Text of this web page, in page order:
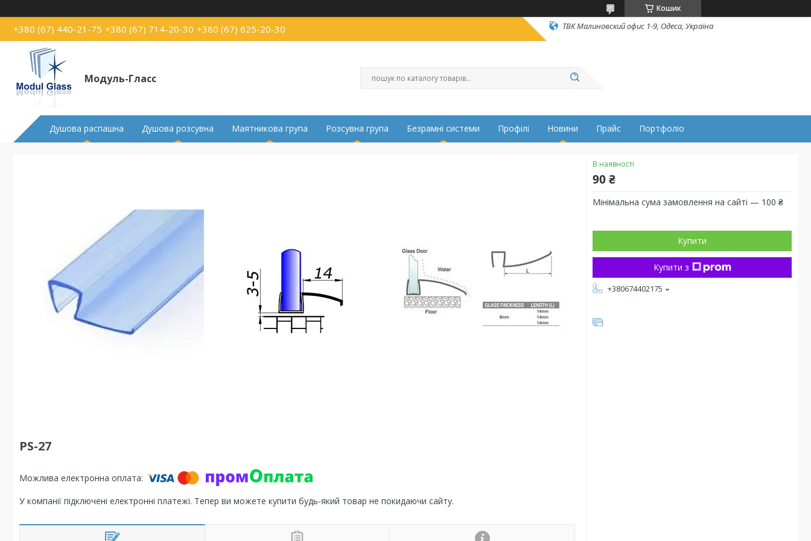
Кошик
+380 (67) 440-21-75 +380 (67) 714-20-30 +380 (67) 625-20-30 ТВК Малиновский офис 1-9, Одеса, Україна
Модуль-Гласс
Душова распашна Душова розсувна Маятникова група Розсувна група Безрамні системи Профілі Новини Прайс Портфоліо
PS-27
У компанії підключені електронні платежі. Тепер ви можете купити будь-який товар не покидаючи сайту.
В наявності
90 ₴
Мінімальна сума замовлення на сайті — 100 ₴
Купити
Купити з
+380674402175